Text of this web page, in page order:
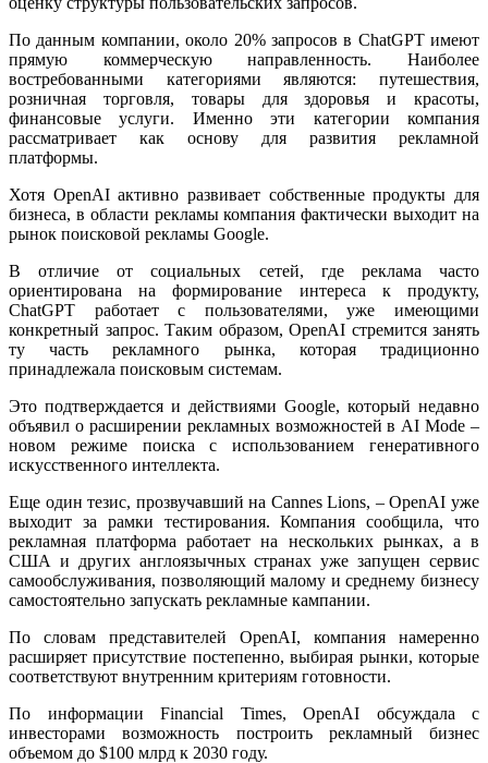
По данным компании, около 20% запросов в ChatGPT имеют
прямую коммерческую направленность. Наиболее
востребованными категориями являются: путешествия,
розничная торговля, товары для здоровья и красоты,
финансовые услуги. Именно эти категории компания
рассматривает как основу для развития рекламной
платформы.
Хотя OpenAI активно развивает собственные продукты для
бизнеса, в области рекламы компания фактически выходит на
рынок поисковой рекламы Google.
В отличие от социальных сетей, где реклама часто
ориентирована на формирование интереса к продукту,
ChatGPT работает с пользователями, уже имеющими
конкретный запрос. Таким образом, OpenAI стремится занять
ту часть рекламного рынка, которая традиционно
принадлежала поисковым системам.
Это подтверждается и действиями Google, который недавно
объявил о расширении рекламных возможностей в AI Mode –
новом режиме поиска с использованием генеративного
искусственного интеллекта.
Еще один тезис, прозвучавший на Cannes Lions, – OpenAI уже
выходит за рамки тестирования. Компания сообщила, что
рекламная платформа работает на нескольких рынках, а в
США и других англоязычных странах уже запущен сервис
самообслуживания, позволяющий малому и среднему бизнесу
самостоятельно запускать рекламные кампании.
По словам представителей OpenAI, компания намеренно
расширяет присутствие постепенно, выбирая рынки, которые
соответствуют внутренним критериям готовности.
По информации Financial Times, OpenAI обсуждала с
инвесторами возможность построить рекламный бизнес
объемом до $100 млрд к 2030 году.